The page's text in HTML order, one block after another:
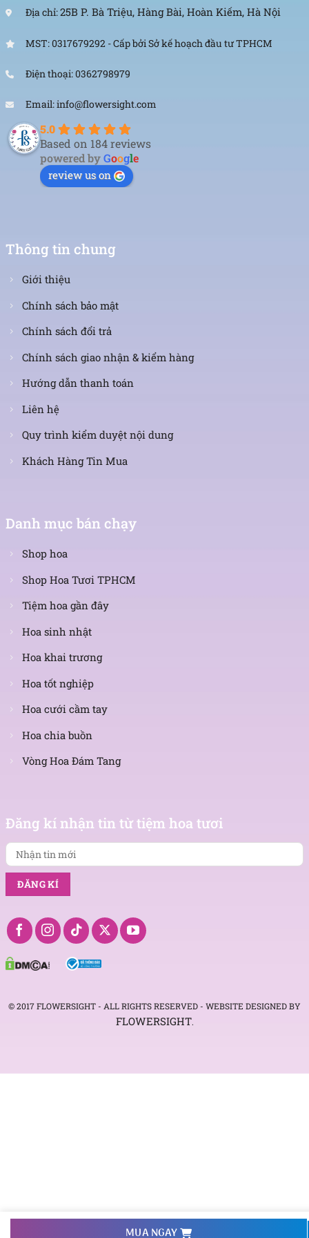
Nhuận, TP.HCM
Địa chỉ: 120B Huỳnh Văn Bánh, P.11, Quận Phú
Nhuận, TP.HCM
Hotline: 093 407 2575
Email: info@flowersight.com
Website: https://flowersight.com/
Địa chỉ:25B P. Bà Triệu, Hàng Bài, Hoàn Kiếm, Hà Nội
MST: 0317679292 - Cấp bởi Sở kế hoạch đầu tư TPHCM
Điện thoại: 0362798979
Email: info@flowersight.com
5.0
Based on 184 reviews
powered byGoogle
review us on
Thông tin chung
Giới thiệu
Chính sách bảo mật
Chính sách đổi trả
Chính sách giao nhận & kiểm hàng
Hướng dẫn thanh toán
Liên hệ
Quy trình kiểm duyệt nội dung
Khách Hàng Tin Mua
Danh mục bán chạy
Shop hoa
Shop Hoa Tươi TPHCM
Tiệm hoa gần đây
Hoa sinh nhật
Hoa khai trương
Hoa tốt nghiệp
Hoa cưới cầm tay
Hoa chia buồn
Vòng Hoa Đám Tang
Đăng kí nhận tin từ tiệm hoa tươi
tin
mới
© 2017 FLOWERSIGHT - ALL RIGHTS RESERVED - WEBSITE DESIGNED BY
FLOWERSIGHT.
093 407 2575MUA NGAY